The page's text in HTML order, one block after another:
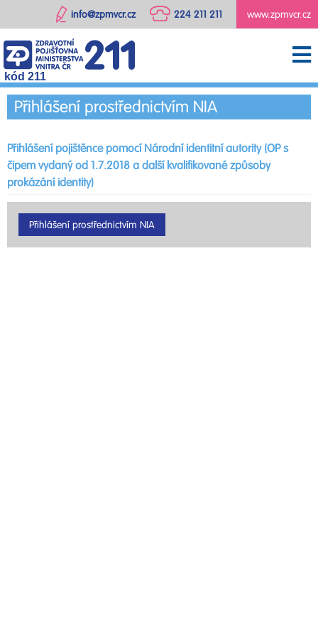
www.zpmvcr.cz
224 211 211
info@zpmvcr.cz
kód 211
Přihlášení prostřednictvím NIA
Přihlášení pojištěnce pomocí Národní identitní autority (OP s
čipem vydaný od 1.7.2018 a další kvalifikované způsoby
prokázání identity)